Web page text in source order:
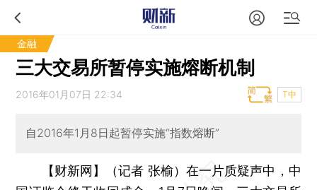
金融
三大交易所暂停实施熔断机制
2016年01月07日 22:34 T中
自2016年1月8日起暂停实施“指数熔断”
【财新网】（记者 张榆） 在一片质疑声中，中